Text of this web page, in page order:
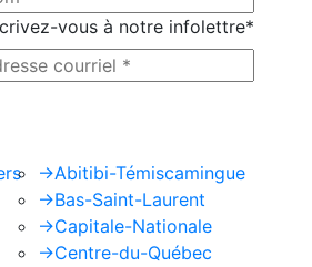
vous à notre infolettre*
->Abitibi-Témiscamingue
->Bas-Saint-Laurent
->Capitale-Nationale
->Centre-du-Québec